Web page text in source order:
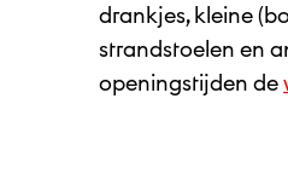
drankjes, kleine
strandstoelen en
openingstijden de